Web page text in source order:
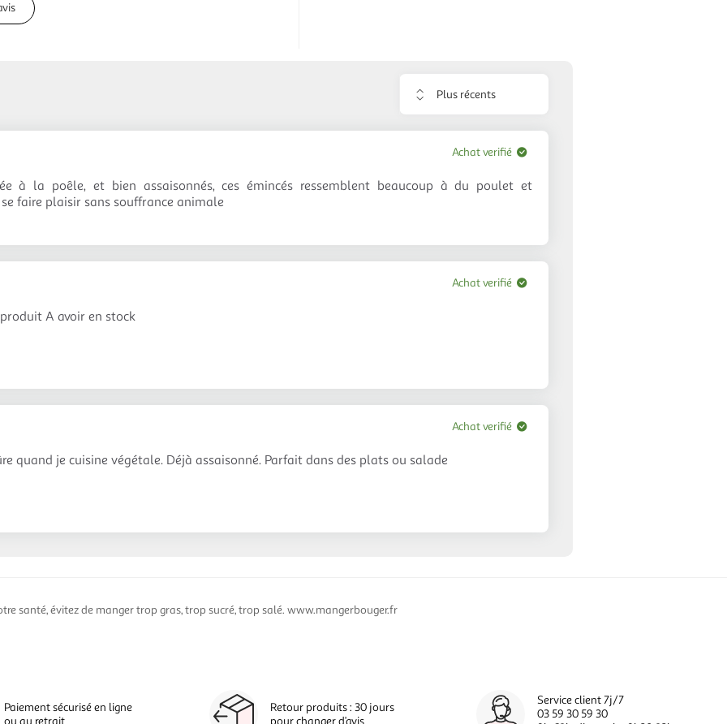
Trier
avis
à la poêle, et bien assaisonnés, ces émincés ressemblent beaucoup à du poulet et
faire plaisir sans souffrance animale
Achat verifié
A avoir en stock
Achat verifié
quand je cuisine végétale. Déjà assaisonné. Parfait dans des plats ou salade
Achat verifié
santé, évitez de manger trop gras, trop sucré, trop salé. www.mangerbouger.fr
Paiement sécurisé en ligne
ou au retrait
Retour produits : 30 jours
pour changer d’avis
Service client 7j/7
03 59 30 59 30